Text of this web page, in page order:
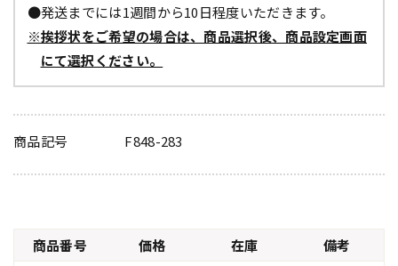
●発送までには1週間から10日程度いただきます。
※挨拶状をご希望の場合は、商品選択後、商品設定画面
にて選択ください。
商品記号 F848-283
商品番号 価格 在庫
備考